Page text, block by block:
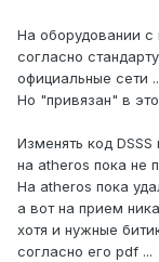
На оборудовании с
согласно
официальные сети
Но "привязан" в
Изменять код
на atheros пока не
На atheros пока
а вот на прием
хотя и нужные
согласно его pdf ...